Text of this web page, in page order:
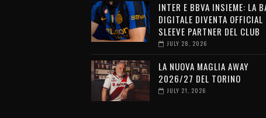
INTER E BBVA INSIEME: LA
DIGITALE DIVENTA OFFICIAL
SLEEVE PARTNER DEL CLUB
JULY 28, 2026
LA NUOVA MAGLIA AWAY
2026/27 DEL TORINO
JULY 21, 2026